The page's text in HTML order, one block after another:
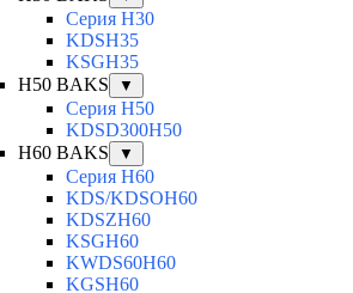
Серия H30
KDSH35
KSGH35
H50 BAKS
▼
Серия H50
KDSD300H50
H60 BAKS
▼
Серия H60
KDS/KDSOH60
KDSZH60
KSGH60
KWDS60H60
KGSH60